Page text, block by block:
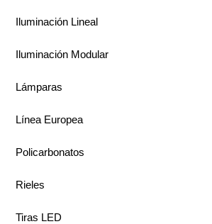
Iluminación Lineal
Iluminación Modular
Lámparas
Línea Europea
Policarbonatos
Rieles
Tiras LED